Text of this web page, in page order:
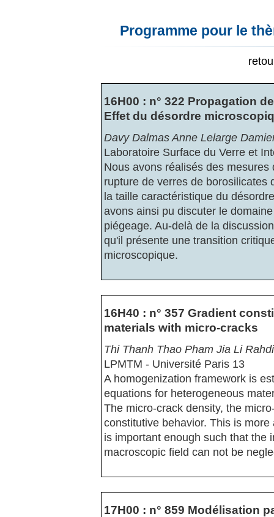
Programme pour le
16H00 : n° 322 Propagation
Effet du désordre
Davy Dalmas Anne Lelarge
Laboratoire Surface du Verre et
Nous avons réalisés des
rupture de verres de borosilicates
la taille caractéristique du
avons ainsi pu discuter le
piégeage. Au-delà de la
qu'il présente une transition
microscopique.
16H40 : n° 357 Gradient
materials with micro-cracks
Thi Thanh Thao Pham Jia Li
LPMTM - Université Paris 13
A homogenization framework is
equations for heterogeneous
The micro-crack density, the
constitutive behavior. This is
is important enough such that the
macroscopic field can not be
17H00 : n° 859 Modélisation